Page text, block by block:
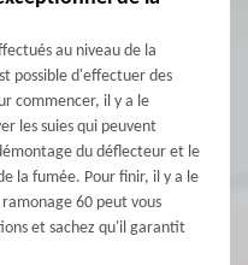
au niveau de la
possible d'effectuer des
commencer, il y a le
les suies qui peuvent
du déflecteur et le
la fumée. Pour finir, il y a le
60 peut vous
et sachez qu'il garantit